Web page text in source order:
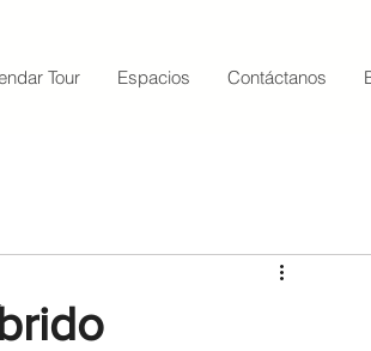
Tour Espacios Contáctanos